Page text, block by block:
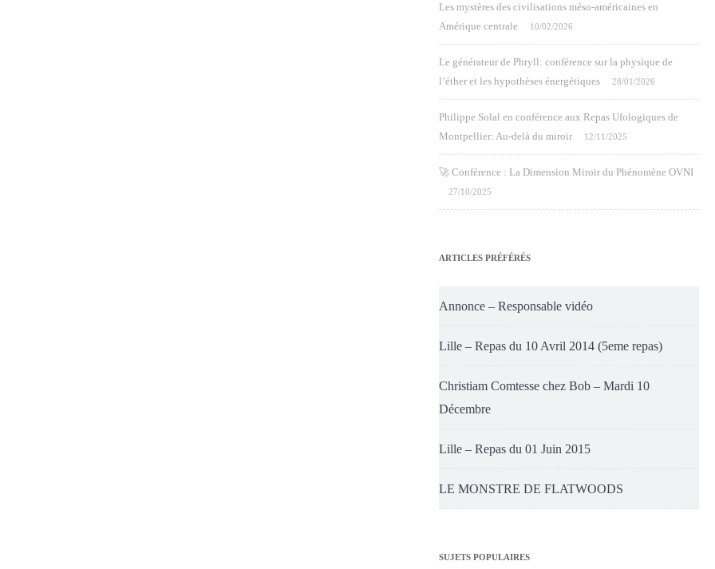
Les mystères des civilisations méso-américaines en
Amérique centrale
10/02/2026
Le générateur de Phryll: conférence sur la physique de
l’éther et les hypothèses énergétiques
28/01/2026
Philippe Solal en conférence aux Repas Ufologiques de
Montpellier: Au-delà du miroir
12/11/2025
🚀 Conférence : La Dimension Miroir du Phénomène OVNI
27/10/2025
ARTICLES PRÉFÉRÉS
Annonce – Responsable vidéo
Lille – Repas du 10 Avril 2014 (5eme repas)
Christiam Comtesse chez Bob – Mardi 10
Décembre
Lille – Repas du 01 Juin 2015
LE MONSTRE DE FLATWOODS
SUJETS POPULAIRES